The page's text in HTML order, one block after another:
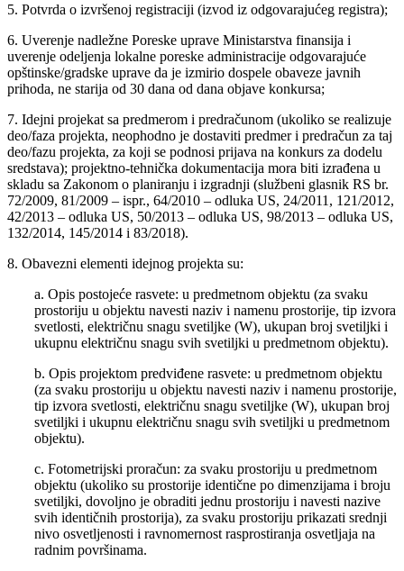
5. Potvrda o izvršenoj registraciji (izvod iz odgovarajućeg registra);
6. Uverenje nadležne Poreske uprave Ministarstva finansija i
uverenje odeljenja lokalne poreske administracije odgovarajuće
opštinske/gradske uprave da je izmirio dospele obaveze javnih
prihoda, ne starija od 30 dana od dana objave konkursa;
7. Idejni projekat sa predmerom i predračunom (ukoliko se realizuje
deo/faza projekta, neophodno je dostaviti predmer i predračun za taj
deo/fazu projekta, za koji se podnosi prijava na konkurs za dodelu
sredstava); projektno-tehnička dokumentacija mora biti izrađena u
skladu sa Zakonom o planiranju i izgradnji (službeni glasnik RS br.
72/2009, 81/2009 – ispr., 64/2010 – odluka US, 24/2011, 121/2012,
42/2013 – odluka US, 50/2013 – odluka US, 98/2013 – odluka US,
132/2014, 145/2014 i 83/2018).
8. Obavezni elementi idejnog projekta su:
a. Opis postojeće rasvete: u predmetnom objektu (za svaku
prostoriju u objektu navesti naziv i namenu prostorije, tip izvora
svetlosti, električnu snagu svetiljke (W), ukupan broj svetiljki i
ukupnu električnu snagu svih svetiljki u predmetnom objektu).
b. Opis projektom predviđene rasvete: u predmetnom objektu
(za svaku prostoriju u objektu navesti naziv i namenu prostorije,
tip izvora svetlosti, električnu snagu svetiljke (W), ukupan broj
svetiljki i ukupnu električnu snagu svih svetiljki u predmetnom
objektu).
c. Fotometrijski proračun: za svaku prostoriju u predmetnom
objektu (ukoliko su prostorije identične po dimenzijama i broju
svetiljki, dovoljno je obraditi jednu prostoriju i navesti nazive
svih identičnih prostorija), za svaku prostoriju prikazati srednji
nivo osvetljenosti i ravnomernost rasprostiranja osvetljaja na
radnim površinama.